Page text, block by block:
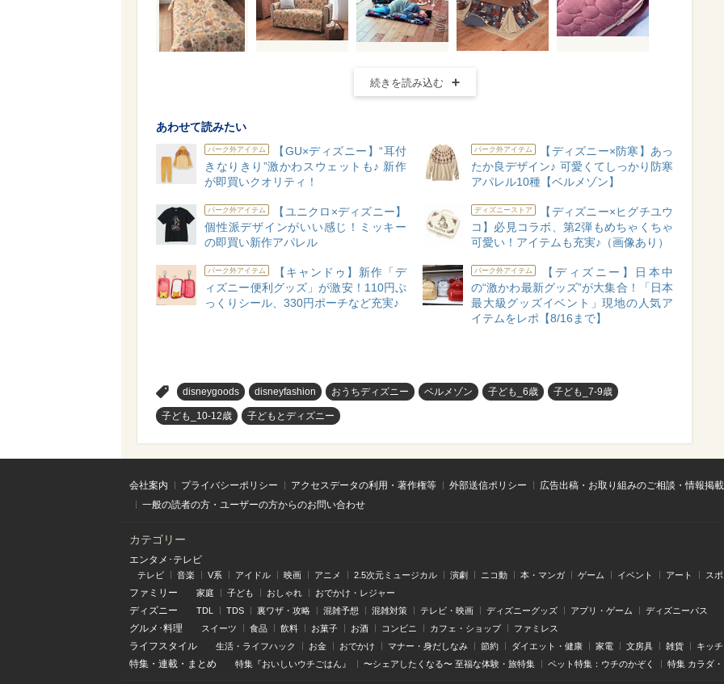
続きを読み込む
あわせて読みたい
パーク外アイテム
【GU×ディズニー】“耳付
きなりきり”激かわスウェットも♪ 新作
が即買いクオリティ！
パーク外アイテム
【ディズニー×防寒】あっ
たか良デザイン♪ 可愛くてしっかり防寒
アパレル10種【ベルメゾン】
パーク外アイテム
【ユニクロ×ディズニー】
個性派デザインがいい感じ！ミッキー
の即買い新作アパレル
ディズニーストア
【ディズニー×ヒグチユウ
コ】必見コラボ、第2弾もめちゃくちゃ
可愛い！アイテムも充実♪（画像あり）
パーク外アイテム
【キャンドゥ】新作「デ
ィズニー便利グッズ」が激安！110円ぷ
っくりシール、330円ポーチなど充実♪
パーク外アイテム
【ディズニー】日本中
の“激かわ最新グッズ”が大集合！「日本
最大級グッズイベント」現地の人気ア
イテムをレポ【8/16まで】
disneygoods disneyfashion おうちディズニー ベルメゾン 子ども_6歳 子ども_7-9歳
子ども_10-12歳 子どもとディズニー
会社案内 プライバシーポリシー アクセスデータの利用・著作権等 外部送信ポリシー
広告出稿・お取り組みのご相談・情報掲
一般の読者の方・ユーザーの方からのお問い合わせ
カテゴリー
エンタメ･テレビ
テレビ 音楽 V系 アイドル 映画 アニメ 2.5次元ミュージカル 演劇 ニコ動 本・マンガ ゲーム イベント アート ス
ファミリー 家庭 子ども おしゃれ おでかけ・レジャー
ディズニー TDL TDS 裏ワザ・攻略 混雑予想 混雑対策 テレビ・映画 ディズニーグッズ アプリ・ゲーム ディズニーパス
グルメ･料理 スイーツ 食品 飲料 お菓子 お酒 コンビニ カフェ・ショップ ファミレス
ライフスタイル 生活・ライフハック お金 おでかけ マナー・身だしなみ 節約 ダイエット・健康 家電 文房具 雑貨 キッ
特集 ・ 連載 ・ まとめ 特集『おいしいウチごはん』 〜シェアしたくなる〜 至福な体験・旅特集 ペット特集：ウチのかぞく 特集 カラダ